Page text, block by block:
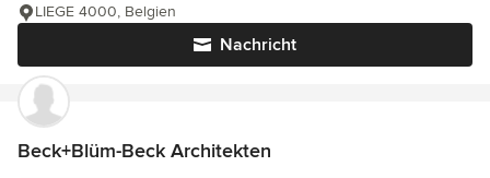
Nachricht
LIEGE 4000, Belgien
Beck+Blüm-Beck Architekten